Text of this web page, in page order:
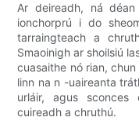
Ar deireadh, ná
ionchorprú i do
tarraingteach a
Smaoinigh ar shoilsiú
cuasaithe nó rian,
linn na n -uaireanta
urláir, agus sconces
cuireadh a chruthú.